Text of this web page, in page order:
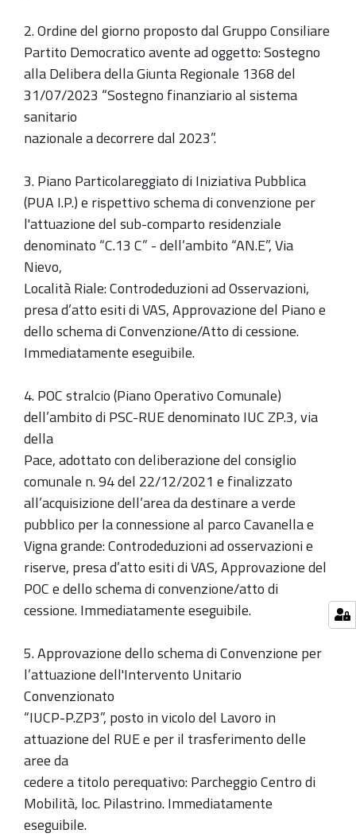
2. Ordine del giorno proposto dal Gruppo Consiliare
Partito Democratico avente ad oggetto: Sostegno
alla Delibera della Giunta Regionale 1368 del
31/07/2023 “Sostegno finanziario al sistema
sanitario
nazionale a decorrere dal 2023”.
3. Piano Particolareggiato di Iniziativa Pubblica
(PUA I.P.) e rispettivo schema di convenzione per
l'attuazione del sub-comparto residenziale
denominato “C.13 C” - dell’ambito “AN.E”, Via
Nievo,
Località Riale: Controdeduzioni ad Osservazioni,
presa d’atto esiti di VAS, Approvazione del Piano e
dello schema di Convenzione/Atto di cessione.
Immediatamente eseguibile.
4. POC stralcio (Piano Operativo Comunale)
dell’ambito di PSC-RUE denominato IUC ZP.3, via
della
Pace, adottato con deliberazione del consiglio
comunale n. 94 del 22/12/2021 e finalizzato
all’acquisizione dell’area da destinare a verde
pubblico per la connessione al parco Cavanella e
Vigna grande: Controdeduzioni ad osservazioni e
riserve, presa d’atto esiti di VAS, Approvazione del
POC e dello schema di convenzione/atto di
cessione. Immediatamente eseguibile.
5. Approvazione dello schema di Convenzione per
l’attuazione dell'Intervento Unitario
Convenzionato
“IUCP-P.ZP3”, posto in vicolo del Lavoro in
attuazione del RUE e per il trasferimento delle
aree da
cedere a titolo perequativo: Parcheggio Centro di
Mobilità, loc. Pilastrino. Immediatamente
eseguibile.